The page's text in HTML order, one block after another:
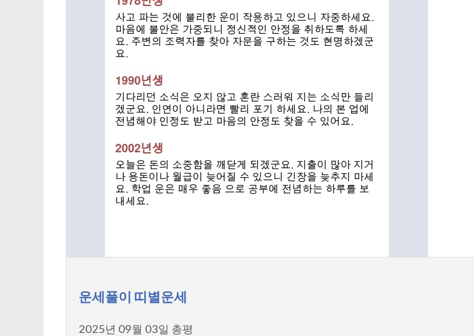
운세풀이 띠별운세
2025년 09월 03일 총평